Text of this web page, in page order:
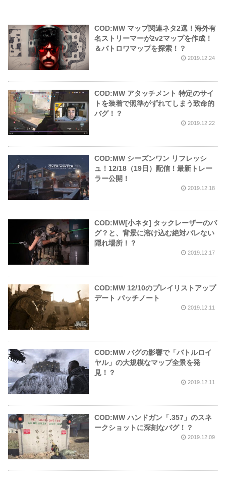
COD:MW マップ関連ネタ2選！海外有
名ストリーマーが2v2マップを作成！
＆バトロワマップを探索！？
2019.12.24
COD:MW アタッチメント 特定のサイ
トを装着で照準がずれてしまう致命的
バグ！？
2019.12.22
COD:MW シーズンワン リフレッシ
ュ！12/18（19日）配信！最新トレー
ラー公開！
2019.12.18
COD:MW[小ネタ] タックレーザーのバ
グ？と、背景に溶け込む絶対バレない
隠れ場所！？
2019.12.17
COD:MW 12/10のプレイリストアップ
デート パッチノート
2019.12.11
COD:MW バグの影響で「バトルロイ
ヤル」の大規模なマップ全景を発
見！？
2019.12.11
COD:MW ハンドガン「.357」のスネ
ークショットに深刻なバグ！？
2019.12.09